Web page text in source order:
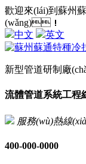
歡迎來(lái)到蘇州
(wǎng)！
中文
英文
新型管道研制廠
流體管道系統工程
服務(wù)熱線
400-000-0000